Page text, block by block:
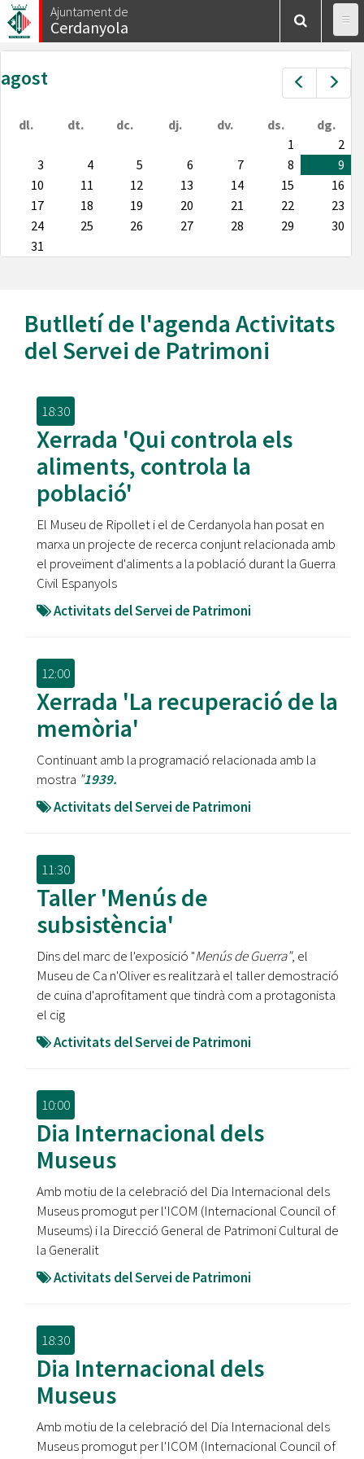
Vés
al
contingut
Ajuntament de
Cerdanyola
Prev
agost
dl. dt. dc. dj. dv. ds.
dg.
1
2
3
4 5 6 7 8
9
10
11 12 13 14 15
16
17
18 19 20 21 22
23
24
25 26 27 28 29
30
31
Butlletí de l'agenda Activitats
del Servei de Patrimoni
18:30
Xerrada 'Qui controla els
aliments, controla la
població'
El Museu de Ripollet i el de Cerdanyola han posat en
marxa un projecte de recerca conjunt relacionada amb
el proveïment d'aliments a la població durant la Guerra
Civil Espanyols
Activitats del Servei de Patrimoni
12:00
Xerrada 'La recuperació de la
memòria'
Continuant amb la programació relacionada amb la
mostra "1939.
Activitats del Servei de Patrimoni
11:30
Taller 'Menús de
subsistència'
Dins del marc de l'exposició "Menús de Guerra", el
Museu de Ca n'Oliver es realitzarà el taller demostració
de cuina d'aprofitament que tindrà com a protagonista
el cig
Activitats del Servei de Patrimoni
10:00
Dia Internacional dels
Museus
Amb motiu de la celebració del Dia Internacional dels
Museus promogut per l'ICOM (Internacional Council of
Museums) i la Direcció General de Patrimoni Cultural de
la Generalit
Activitats del Servei de Patrimoni
18:30
Dia Internacional dels
Museus
Amb motiu de la celebració del Dia Internacional dels
Museus promogut per l'ICOM (Internacional Council of